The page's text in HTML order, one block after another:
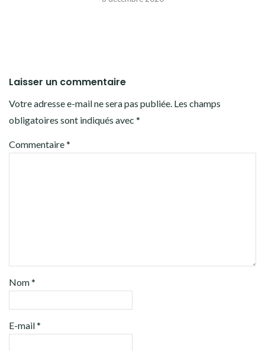
Laisser un commentaire
Votre adresse e-mail ne sera pas publiée. Les champs
obligatoires sont indiqués avec *
Commentaire*
Nom*
E-mail*